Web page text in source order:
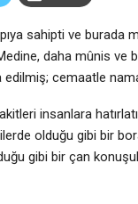
sahipti ve burada
daha mûnis
cemaatle
insanlara
olduğu gibi bir
gibi bir çan